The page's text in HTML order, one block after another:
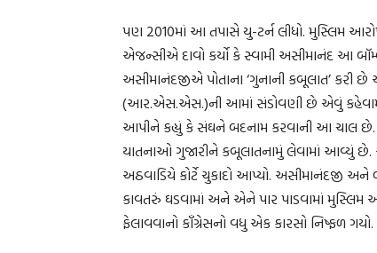
પણ 2010માં આ તપાસે યુ-ટર્ન લીધો. મુસ્લિમ
એજન્સીએ દાવો કર્યો કે સ્વામી અસીમાનંદ આ
અસીમાનંદજીએ પોતાના ‘ગુનાની કબૂલાત’ કરી
(આર.એસ.એસ.)ની આમાં સંડોવણી છે એવું
આપીને કહ્યું કે સંઘને બદનામ કરવાની આ ચાલ છે.
યાતનાઓ ગુજારીને કબૂલાતનામું લેવામાં આવ્યું
અઠવાડિયે કોર્ટે ચુકાદો આપ્યો. અસીમાનંદજી
કાવતરું ઘડવામાં અને એને પાર પાડવામાં મુસ્લિમ
ફેલાવવાનો કૉંગ્રેસનો વધુ એક કારસો નિષ્ફળ ગયો.